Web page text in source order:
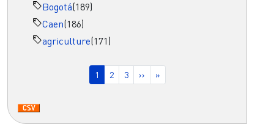
Bogotá(189)
Caen(186)
agriculture(171)
Page courante
1 Page
2 Page
3 Page suivante
›› Dernière page
»